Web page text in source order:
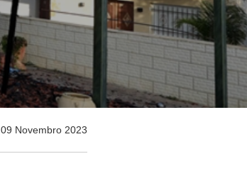
09 Novembro 2023